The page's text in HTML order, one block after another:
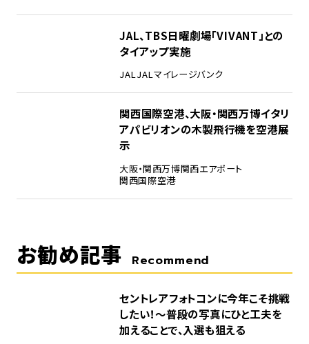
JAL、TBS日曜劇場「VIVANT」との
タイアップ実施
JALJALマイレージバンク
関西国際空港、大阪・関西万博イタリ
アパビリオンの木製飛行機を空港展
示
大阪・関西万博関西エアポート
関西国際空港
お勧め記事 Recommend
セントレアフォトコンに今年こそ挑戦
したい！～普段の写真にひと工夫を
加えることで、入選も狙える